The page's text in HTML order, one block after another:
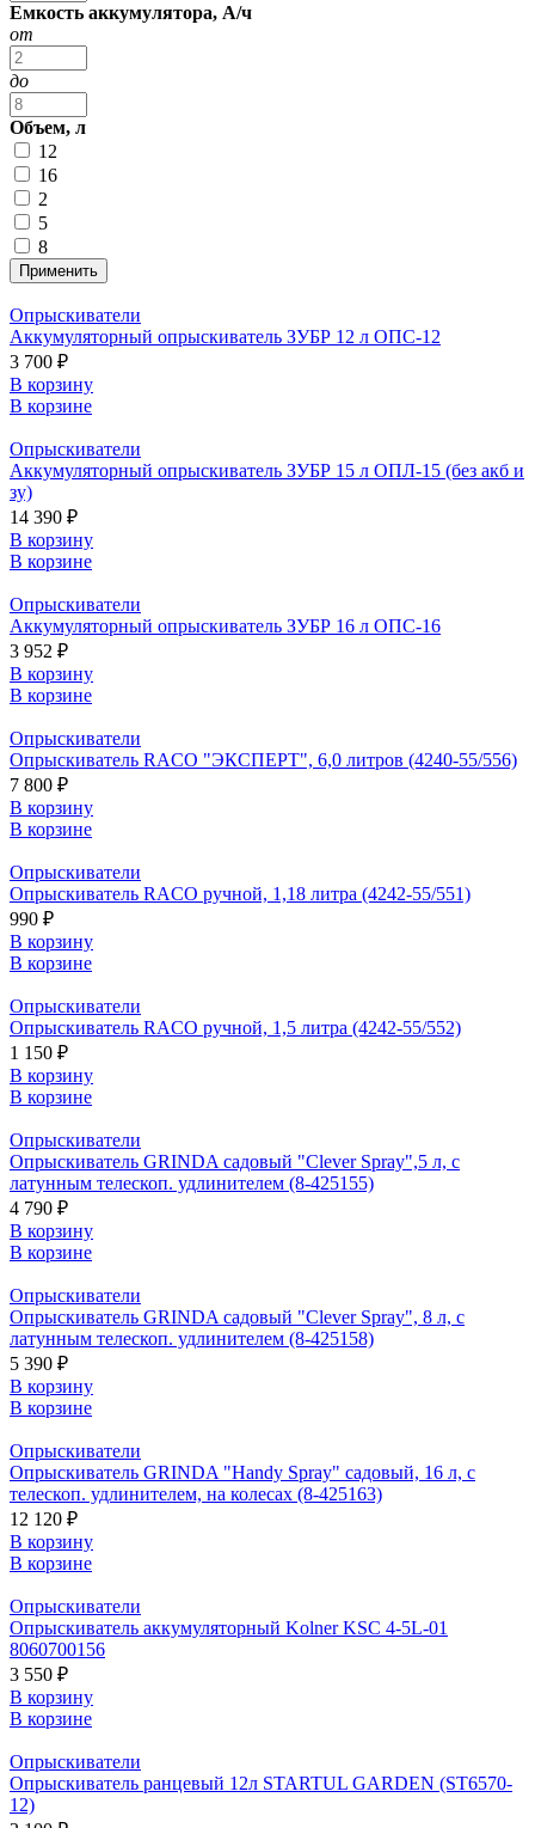
Емкость аккумулятора, А/ч
от
до
Объем, л
12
16
2
5
8
Опрыскиватели
Аккумуляторный опрыскиватель ЗУБР 12 л ОПС-12
3 700 ₽
В корзину
В корзине
Опрыскиватели
Аккумуляторный опрыскиватель ЗУБР 15 л ОПЛ-15 (без акб и
зу)
14 390 ₽
В корзину
В корзине
Опрыскиватели
Аккумуляторный опрыскиватель ЗУБР 16 л ОПС-16
3 952 ₽
В корзину
В корзине
Опрыскиватели
Опрыскиватель RACO "ЭКСПЕРТ", 6,0 литров (4240-55/556)
7 800 ₽
В корзину
В корзине
Опрыскиватели
Опрыскиватель RACO ручной, 1,18 литра (4242-55/551)
990 ₽
В корзину
В корзине
Опрыскиватели
Опрыскиватель RACO ручной, 1,5 литра (4242-55/552)
1 150 ₽
В корзину
В корзине
Опрыскиватели
Опрыскиватель GRINDA садовый "Clever Spray",5 л, с
латунным телескоп. удлинителем (8-425155)
4 790 ₽
В корзину
В корзине
Опрыскиватели
Опрыскиватель GRINDA садовый "Clever Spray", 8 л, с
латунным телескоп. удлинителем (8-425158)
5 390 ₽
В корзину
В корзине
Опрыскиватели
Опрыскиватель GRINDA "Handy Spray" садовый, 16 л, с
телескоп. удлинителем, на колесах (8-425163)
12 120 ₽
В корзину
В корзине
Опрыскиватели
Опрыскиватель аккумуляторный Kolner KSC 4-5L-01
8060700156
3 550 ₽
В корзину
В корзине
Опрыскиватели
Опрыскиватель ранцевый 12л STARTUL GARDEN (ST6570-
12)